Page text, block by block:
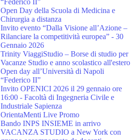
“Federico II”
Open Day della Scuola di Medicina e
Chirurgia a distanza
Invito evento “Dalla Visione all’Azione –
Rilanciare la competitività europea” - 30
Gennaio 2026
Trinity ViaggiStudio – Borse di studio per
Vacanze Studio e anno scolastico all'estero
Open day all’Università di Napoli
“Federico II”
Invito OPENICI 2026 il 29 gennaio ore
16:00 - Facoltà di Ingegneria Civile e
Industriale Sapienza
OrientaMenti Live Promo
Bando INPS INSIEME in arrivo
VACANZA STUDIO a New York con